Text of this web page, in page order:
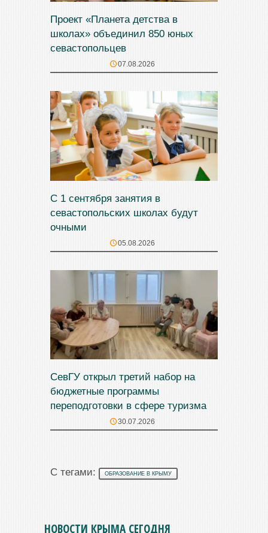
Проект «Планета детства в
школах» объединил 850 юных
севастопольцев
07.08.2026
С 1 сентября занятия в
севастопольских школах будут
очными
05.08.2026
СевГУ открыл третий набор на
бюджетные программы
переподготовки в сфере туризма
30.07.2026
С тегами: ОБРАЗОВАНИЕ В КРЫМУ
НОВОСТИ КРЫМА СЕГОДНЯ